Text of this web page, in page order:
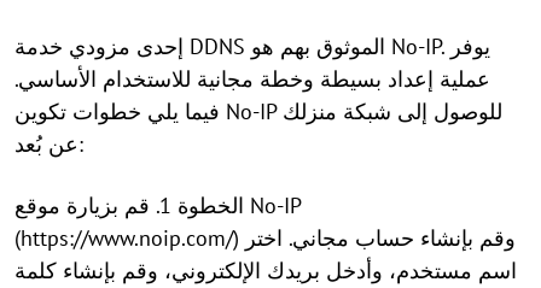
إحدى مزودي خدمة DDNS الموثوق بهم هو No-IP. يوفر
عملية إعداد بسيطة وخطة مجانية للاستخدام الأساسي.
فيما يلي خطوات تكوين No-IP للوصول إلى شبكة منزلك
عن بُعد:
الخطوة 1. قم بزيارة موقع No-IP
(https://www.noip.com/) وقم بإنشاء حساب مجاني. اختر
اسم مستخدم، وأدخل بريدك الإلكتروني، وقم بإنشاء كلمة